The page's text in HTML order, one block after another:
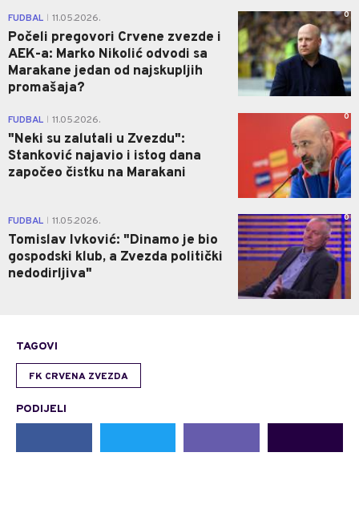
FUDBAL 11.05.2026.
Počeli pregovori Crvene zvezde i
AEK-a: Marko Nikolić odvodi sa
Marakane jedan od najskupljih
promašaja?
0
FUDBAL 11.05.2026.
"Neki su zalutali u Zvezdu":
Stanković najavio i istog dana
započeo čistku na Marakani
0
FUDBAL 11.05.2026.
Tomislav Ivković: "Dinamo je bio
gospodski klub, a Zvezda politički
nedodirljiva"
0
TAGOVI
FK CRVENA ZVEZDA
PODIJELI